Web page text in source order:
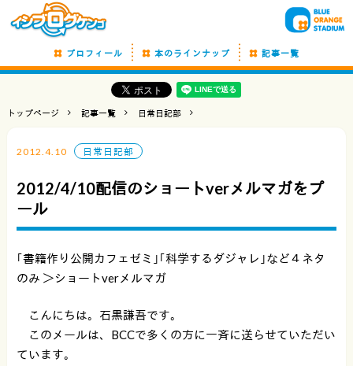
プロフィール 本のラインナップ 記事一覧
トップページ 記事一覧 日常日記部
2012.4.10 日常日記部
2012/4/10配信のショートverメルマガをプ
ール
｢書籍作り公開カフェゼミ｣｢科学するダジャレ｣など４ネタ
のみ ＞ショートverメルマガ
こんにちは。石黒謙吾です。
このメールは、BCCで多くの方に一斉に送らせていただい
ています。